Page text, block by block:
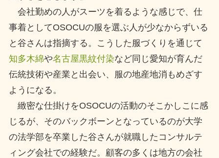
会社勤めの人がスーツを着るような感じで、仕
事着としてOSOCUの服を選ぶ人が少なからずいる
と谷さんは指摘する。こうした服づくりを通じて
知多木綿や名古屋黒紋付染など同じ愛知が育んだ
伝統技術や産業と出会い、服の地産地消もめざす
ようになる。
緻密な仕掛けをOSOCUの活動のそこかしこに感
じるが、そのバックボーンとなっているのが大学
の法学部を卒業した谷さんが就職したコンサルテ
ィング会社での経験だ。顧客の多くは地方の会社